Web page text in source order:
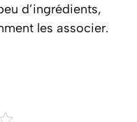
d’ingrédients,
les associer.